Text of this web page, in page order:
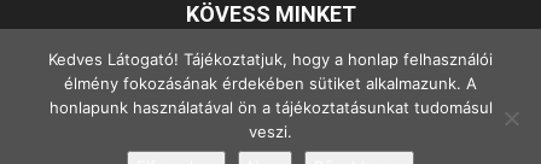
KÖVESS MINKET
Kedves Látogató! Tájékoztatjuk, hogy a honlap felhasználói
élmény fokozásának érdekében sütiket alkalmazunk. A
honlapunk használatával ön a tájékoztatásunkat tudomásul
veszi.